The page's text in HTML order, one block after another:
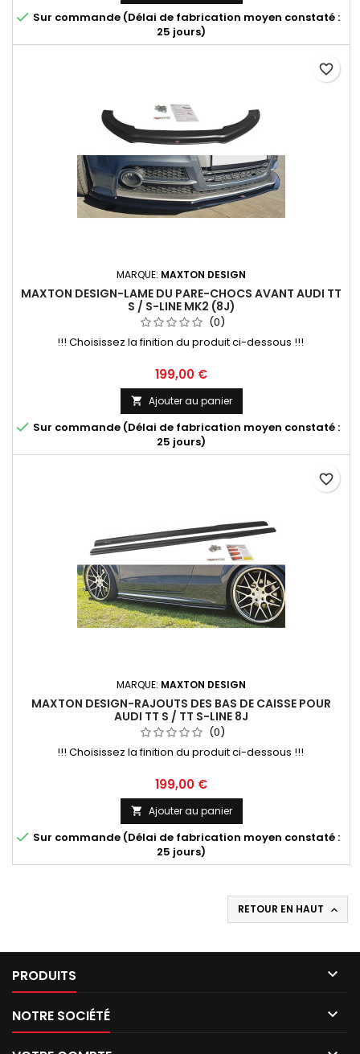
 Sur commande (Délai de fabrication moyen constaté :
25 jours)
MARQUE: MAXTON DESIGN
MAXTON DESIGN-LAME DU PARE-CHOCS AVANT AUDI TT
S / S-LINE MK2 (8J)
(0)
!!! Choisissez la finition du produit ci-dessous !!!
Prix
199,00 €
 Ajouter au panier
 Sur commande (Délai de fabrication moyen constaté :
25 jours)
favorite_border
MARQUE: MAXTON DESIGN
MAXTON DESIGN-RAJOUTS DES BAS DE CAISSE POUR
AUDI TT S / TT S-LINE 8J
(0)
!!! Choisissez la finition du produit ci-dessous !!!
Prix
199,00 €
 Ajouter au panier
 Sur commande (Délai de fabrication moyen constaté :
25 jours)
favorite_border
RETOUR EN HAUT 
PRODUITS 
NOTRE SOCIÉTÉ 